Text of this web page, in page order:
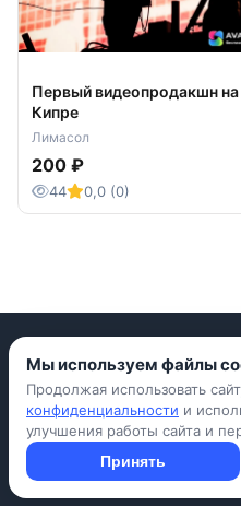
Первый видеопродакшн на
Кипре
Лимасол
200 ₽
44 0,0 (0)
© Avada
Подать объявление бесплатно
Мы используем файлы
Продолжая использовать
конфиденциальности и
улучшения работы сайта и
Принять